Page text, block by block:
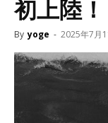
初上陸！
By yoge - 2025年7月